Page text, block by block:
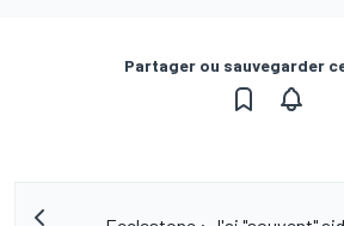
Partager ou sauvegarder